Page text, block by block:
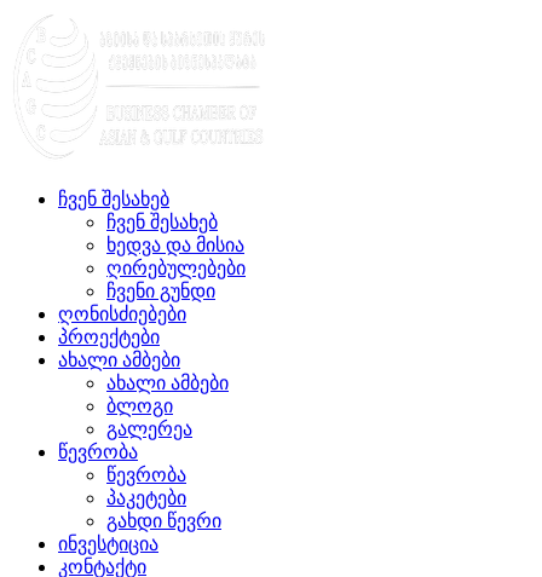
ჩვენ შესახებ
ჩვენ შესახებ
ხედვა და მისია
ღირებულებები
ჩვენი გუნდი
ღონისძიებები
პროექტები
ახალი ამბები
ახალი ამბები
ბლოგი
გალერეა
წევრობა
წევრობა
პაკეტები
გახდი წევრი
ინვესტიცია
კონტაქტი